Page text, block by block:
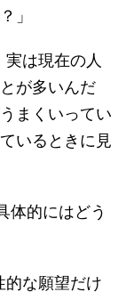
」
は現在の人
が多いんだ
まくいってい
いるときに見
体的にはどう
的な願望だけ